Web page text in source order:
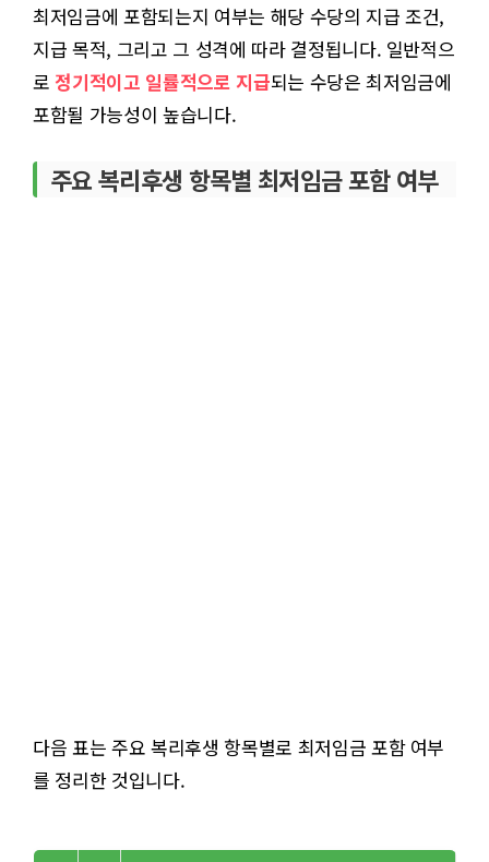
최저임금에 포함되는지 여부는 해당 수당의 지급 조건,
지급 목적, 그리고 그 성격에 따라 결정됩니다. 일반적으
로 정기적이고 일률적으로 지급되는 수당은 최저임금에
포함될 가능성이 높습니다.
주요 복리후생 항목별 최저임금 포함 여부
다음 표는 주요 복리후생 항목별로 최저임금 포함 여부
를 정리한 것입니다.